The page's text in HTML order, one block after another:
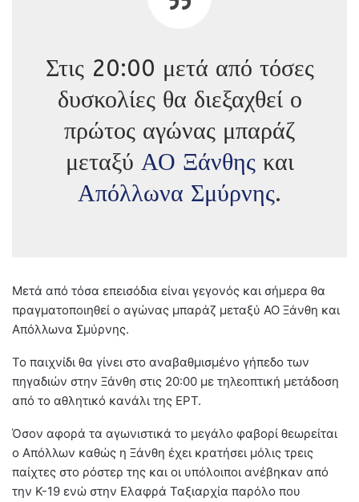
Στις 20:00 μετά από τόσες
δυσκολίες θα διεξαχθεί ο
πρώτος αγώνας μπαράζ
μεταξύ ΑΟ Ξάνθηςκαι
Απόλλωνα Σμύρνης.
Μετά από τόσα επεισόδια είναι γεγονός και σήμερα θα
πραγματοποιηθεί ο αγώνας μπαράζ μεταξύ ΑΟ Ξάνθη και
Απόλλωνα Σμύρνης.
Το παιχνίδι θα γίνει στο αναβαθμισμένο γήπεδο των
πηγαδιών στην Ξάνθη στις 20:00 με τηλεοπτική μετάδοση
από το αθλητικό κανάλι της ΕΡΤ.
Όσον αφορά τα αγωνιστικά το μεγάλο φαβορί θεωρείται
ο Απόλλων καθώς η Ξάνθη έχει κρατήσει μόλις τρεις
παίχτες στο ρόστερ της και οι υπόλοιποι ανέβηκαν από
την Κ-19 ενώ στην Ελαφρά Ταξιαρχία παρόλο που